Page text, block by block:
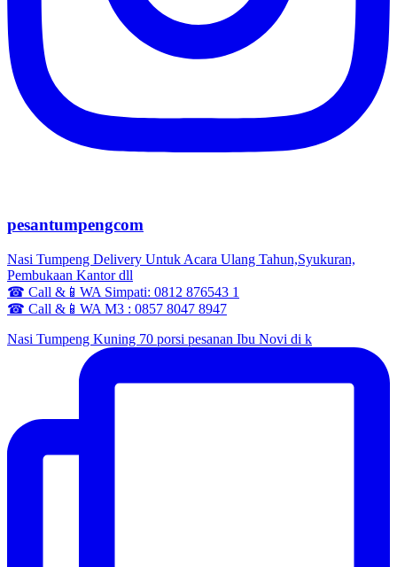
pesantumpengcom
Nasi Tumpeng Delivery Untuk Acara Ulang Tahun,Syukuran,
Pembukaan Kantor dll
☎ Call &📱WA Simpati: 0812 876543 1
☎ Call &📱WA M3 : 0857 8047 8947
Nasi Tumpeng Kuning 70 porsi pesanan Ibu Novi di k